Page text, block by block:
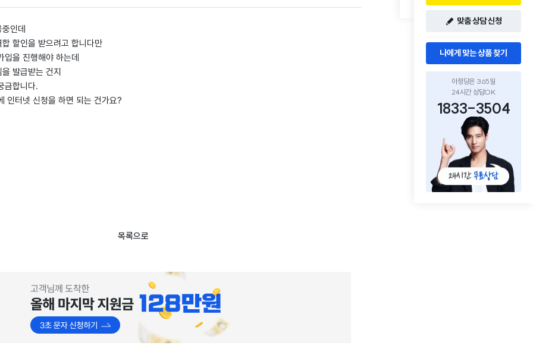
인데
할인을 받으려고 합니다만
을 진행해야 하는데
발급받는 건지
금합니다.
인터넷 신청을 하면 되는 건가요?
목록으로
맞춤 상담 신청
나에게 맞는 상품 찾기
아정당은 365일
24시간 상담OK
1833-3504